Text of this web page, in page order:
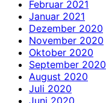
Februar 2021
Januar 2021
Dezember 2020
November 2020
Oktober 2020
September 2020
August 2020
Juli 2020